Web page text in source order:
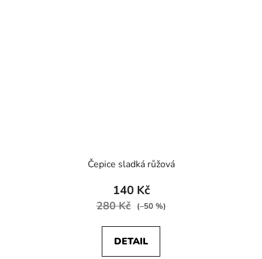
Čepice sladká růžová
140 Kč
280 Kč (–50 %)
DETAIL